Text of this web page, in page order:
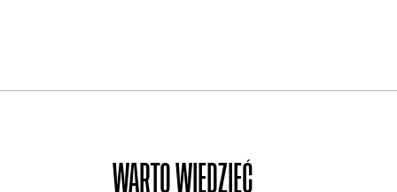
WARTO WIEDZIEĆ